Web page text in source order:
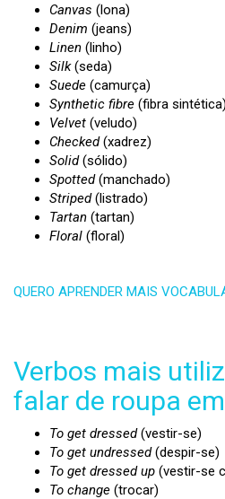
Canvas (lona)
Denim (jeans)
Linen (linho)
Silk(seda)
Suede (camurça)
Synthetic fibre (fibra sintética)
Velvet (veludo)
Checked(xadrez)
Solid(sólido)
Spotted(manchado)
Striped(listrado)
Tartan (tartan)
Floral (floral)
QUERO APRENDER MAIS
Verbos mais
falar de roupa
To get dressed(vestir-se)
To get undressed(despir-se)
To get dressed up (vestir-se
To change (trocar)